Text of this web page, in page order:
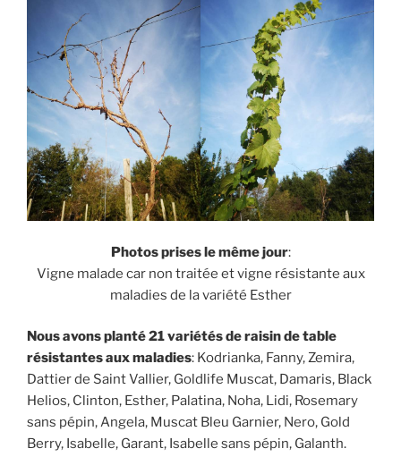
Photos prises le même jour:
Vigne malade car non traitée et vigne résistante aux
maladies de la variété Esther
Nous avons planté 21 variétés de raisin de table
résistantes aux maladies: Kodrianka, Fanny, Zemira,
Dattier de Saint Vallier, Goldlife Muscat, Damaris, Black
Helios, Clinton, Esther, Palatina, Noha, Lidi, Rosemary
sans pépin, Angela, Muscat Bleu Garnier, Nero, Gold
Berry, Isabelle, Garant, Isabelle sans pépin, Galanth.